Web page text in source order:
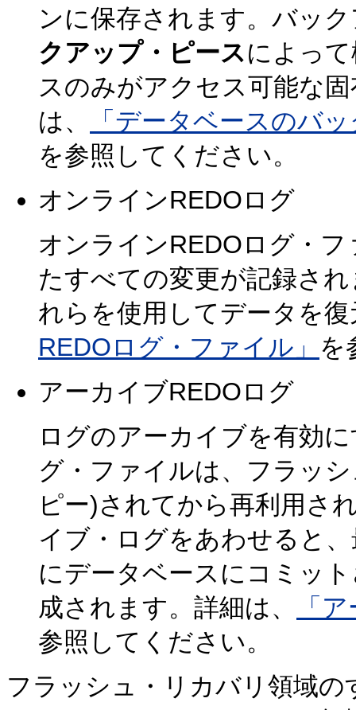
ンに保存されます。バッ
クアップ・ピースによっ
スのみがアクセス可能な
は、
「データベースのバ
を参照してください。
オンラインREDOログ
オンラインREDOログ・
たすべての変更が記録さ
れらを使用してデータを
REDOログ・ファイル」 を
アーカイブREDOログ
ログのアーカイブを有効
グ・ファイルは、フラッ
ピー)されてから再利用さ
イブ・ログをあわせると
にデータベースにコミッ
成されます。詳細は、
「
参照してください。
フラッシュ・リカバリ領域